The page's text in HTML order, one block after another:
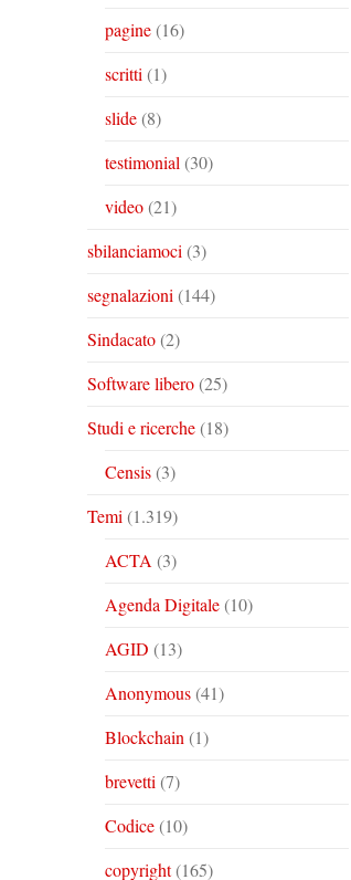
pagine(16)
scritti (1)
slide(8)
testimonial (30)
video(21)
sbilanciamoci (3)
segnalazioni (144)
Sindacato(2)
Software libero(25)
Studi e ricerche(18)
Censis(3)
Temi (1.319)
ACTA (3)
Agenda Digitale(10)
AGID (13)
Anonymous(41)
Blockchain (1)
brevetti (7)
Codice(10)
copyright(165)